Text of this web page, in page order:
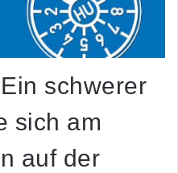
schwerer
sich am
auf der